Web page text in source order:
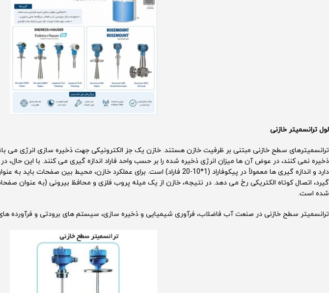
لول ترانسمیتر خازنی
ترانسمیترهای سطح خازنی مبتنی بر ظرفیت خازن هستند. خازن یک جز الکترونیکی جهت ذخیره سازی انرژی می
ذخیره نمی کنند، در عوض آن ها میزان انرژی ذخیره شده را بر حسب واحد فاراد اندازه گیری می کنند. با این
دارد و اندازه گیری ها معمولاً در پیکوفاراد (1*10-20 فاراد) است. برای عملکرد خازن،
گیرد، اتصال کوتاه الکتریکی رخ می دهد. در نتیجه، خازن از یک میله پروب فلزی و محافظ بیرونی (به عنوان
شده است.
ترانسمیتر سطح خازنی در صنعت آب فاضلاب، فرآوری شیمیایی و ذخیره سازی، سیستم های برودتی و فرآورده های